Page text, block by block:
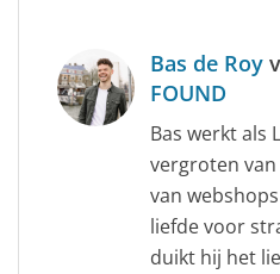
Bas de Roy
FOUND
Bas werkt als
vergroten
van
liefde voor
duikt hij het